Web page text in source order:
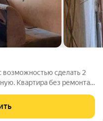
возможностью сделать 2
Квартира без ремонта,
до всей
вид из